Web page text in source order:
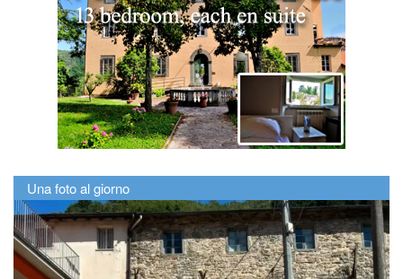
Una foto al giorno